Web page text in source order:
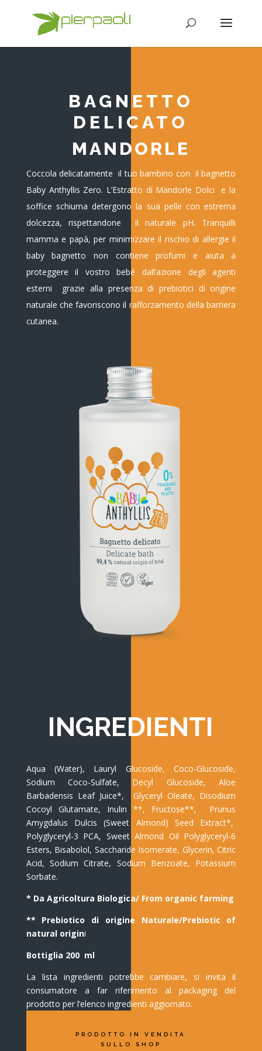
BAGNETTO
DELICATO
MANDORLE
Coccola delicatamente il tuo bambino con il bagnetto
Baby Anthyllis Zero. L’Estratto di Mandorle Dolci
e la
soffice schiuma detergono la sua pelle con estrema
dolcezza, rispettandone
il naturale pH. Tranquilli
mamma e papà, per minimizzare il rischio di allergie il
baby bagnetto non contiene profumi e aiuta a
proteggere il vostro bebé dall’azione degli agenti
esterni
grazie alla presenza di prebiotici di origine
naturale che favoriscono il rafforzamento della barriera
cutanea.
INGREDIENTI
Aqua (Water), Lauryl Glucoside, Coco-Glucoside,
Sodium Coco-Sulfate, Decyl Glucoside, Aloe
Barbadensis Leaf Juice*, Glyceryl Oleate, Disodium
Cocoyl Glutamate, Inulin **, Fructose**, Prunus
Amygdalus Dulcis (Sweet Almond) Seed Extract*,
Polyglyceryl-3 PCA, Sweet Almond Oil Polyglyceryl-6
Esters, Bisabolol, Saccharide Isomerate, Glycerin, Citric
Acid, Sodium Citrate, Sodium Benzoate, Potassium
Sorbate.
* Da Agricoltura Biologica/ From organic farming
** Prebiotico di origine Naturale/Prebiotic of
natural origini
Bottiglia 200 ml
La lista ingredienti potrebbe cambiare, si invita il
consumatore a far riferimento al packaging del
prodotto per l’elenco ingredienti aggiornato.
PRODOTTO IN VENDITA
SULLO SHOP